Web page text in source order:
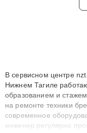
В сервисном центре
Нижнем Тагиле
образованием и
на ремонте техники
современное
инженер регулярно